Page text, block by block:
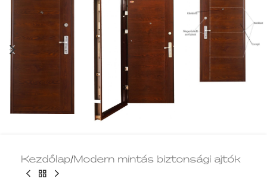
Kezdőlap/Modern mintás biztonsági ajtók